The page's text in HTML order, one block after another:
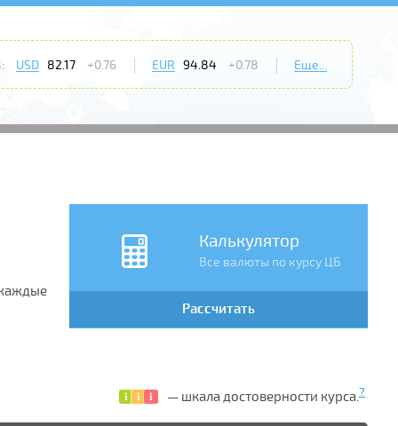
USD 82.17 +0.76 EUR 94.84 +0.78 Еще...
Калькулятор
Все валюты по курсу ЦБ
Рассчитать
— шкала достоверности курса.?